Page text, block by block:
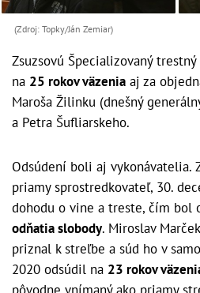
(Zdroj: Topky/Ján Zemiar)
Zsuzsovú Špecializovaný
na 25 rokov väzenia aj za
Maroša Žilinku (dnešný
a Petra Šufliarskeho.
Odsúdení boli aj vykonávatelia.
priamy sprostredkovateľ, 30.
dohodu o vine a treste, čím bol
odňatia slobody. Miroslav
priznal k streľbe a súd ho v
2020 odsúdil na 23 rokov